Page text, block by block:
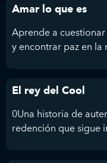
Amar lo que es
Aprende a
y encontrar paz en
El rey del Cool
0Una historia de
redención que sigue